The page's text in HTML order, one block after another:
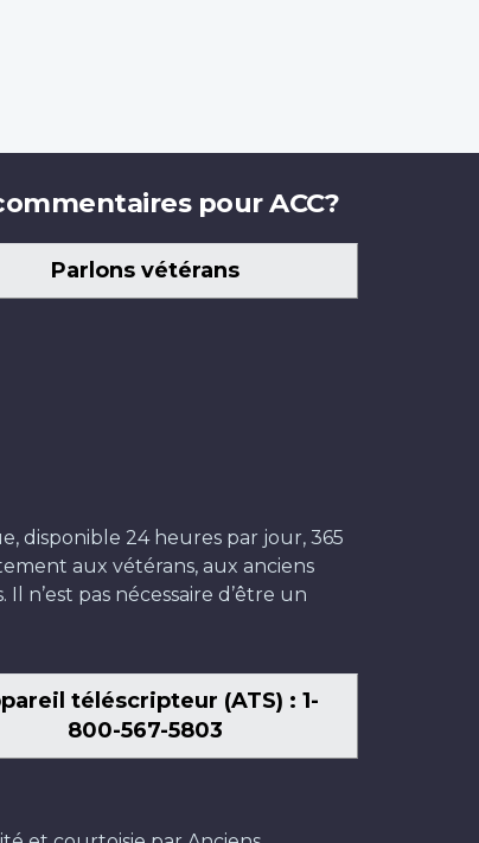
pour ACC?
Parlons vétérans
disponible 24 heures par jour, 365
aux vétérans, aux anciens
n’est pas nécessaire d’être un
téléscripteur (ATS) : 1-
800-567-5803